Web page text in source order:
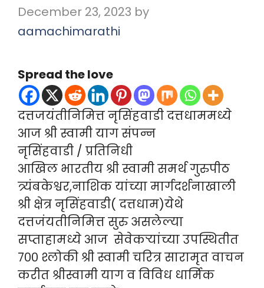
December 23, 2023 by
aamachimarathi
Spread the love
दत्तजयंतीनिमित्त नृसिंहवाडी दत्तधाममध्ये
आज श्री स्वामी याग संपन्न
नृसिंहवाडी / प्रतिनिधी
आखिल भारतीय श्री स्वामी समर्थ गुरुपीठ
त्र्यंबकेश्वर,नाशिक यांच्या मार्गदर्शनाखाली
श्री क्षेत्र नृसिंहवाडी( दत्तधाम)येथे
दत्तजंयतीनिमित्त सुरु असलेल्या
सप्ताहामध्ये आज सेवेकर्‍यांच्या उपस्थितीत
७०० श्लोकी श्री स्वामी चरित्र सारामृत वाचन
करीत श्रीस्वामी याग व विविध धार्मिक